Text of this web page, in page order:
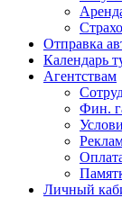
Отправка
Календарь
Агентствам
Фин.
Личный